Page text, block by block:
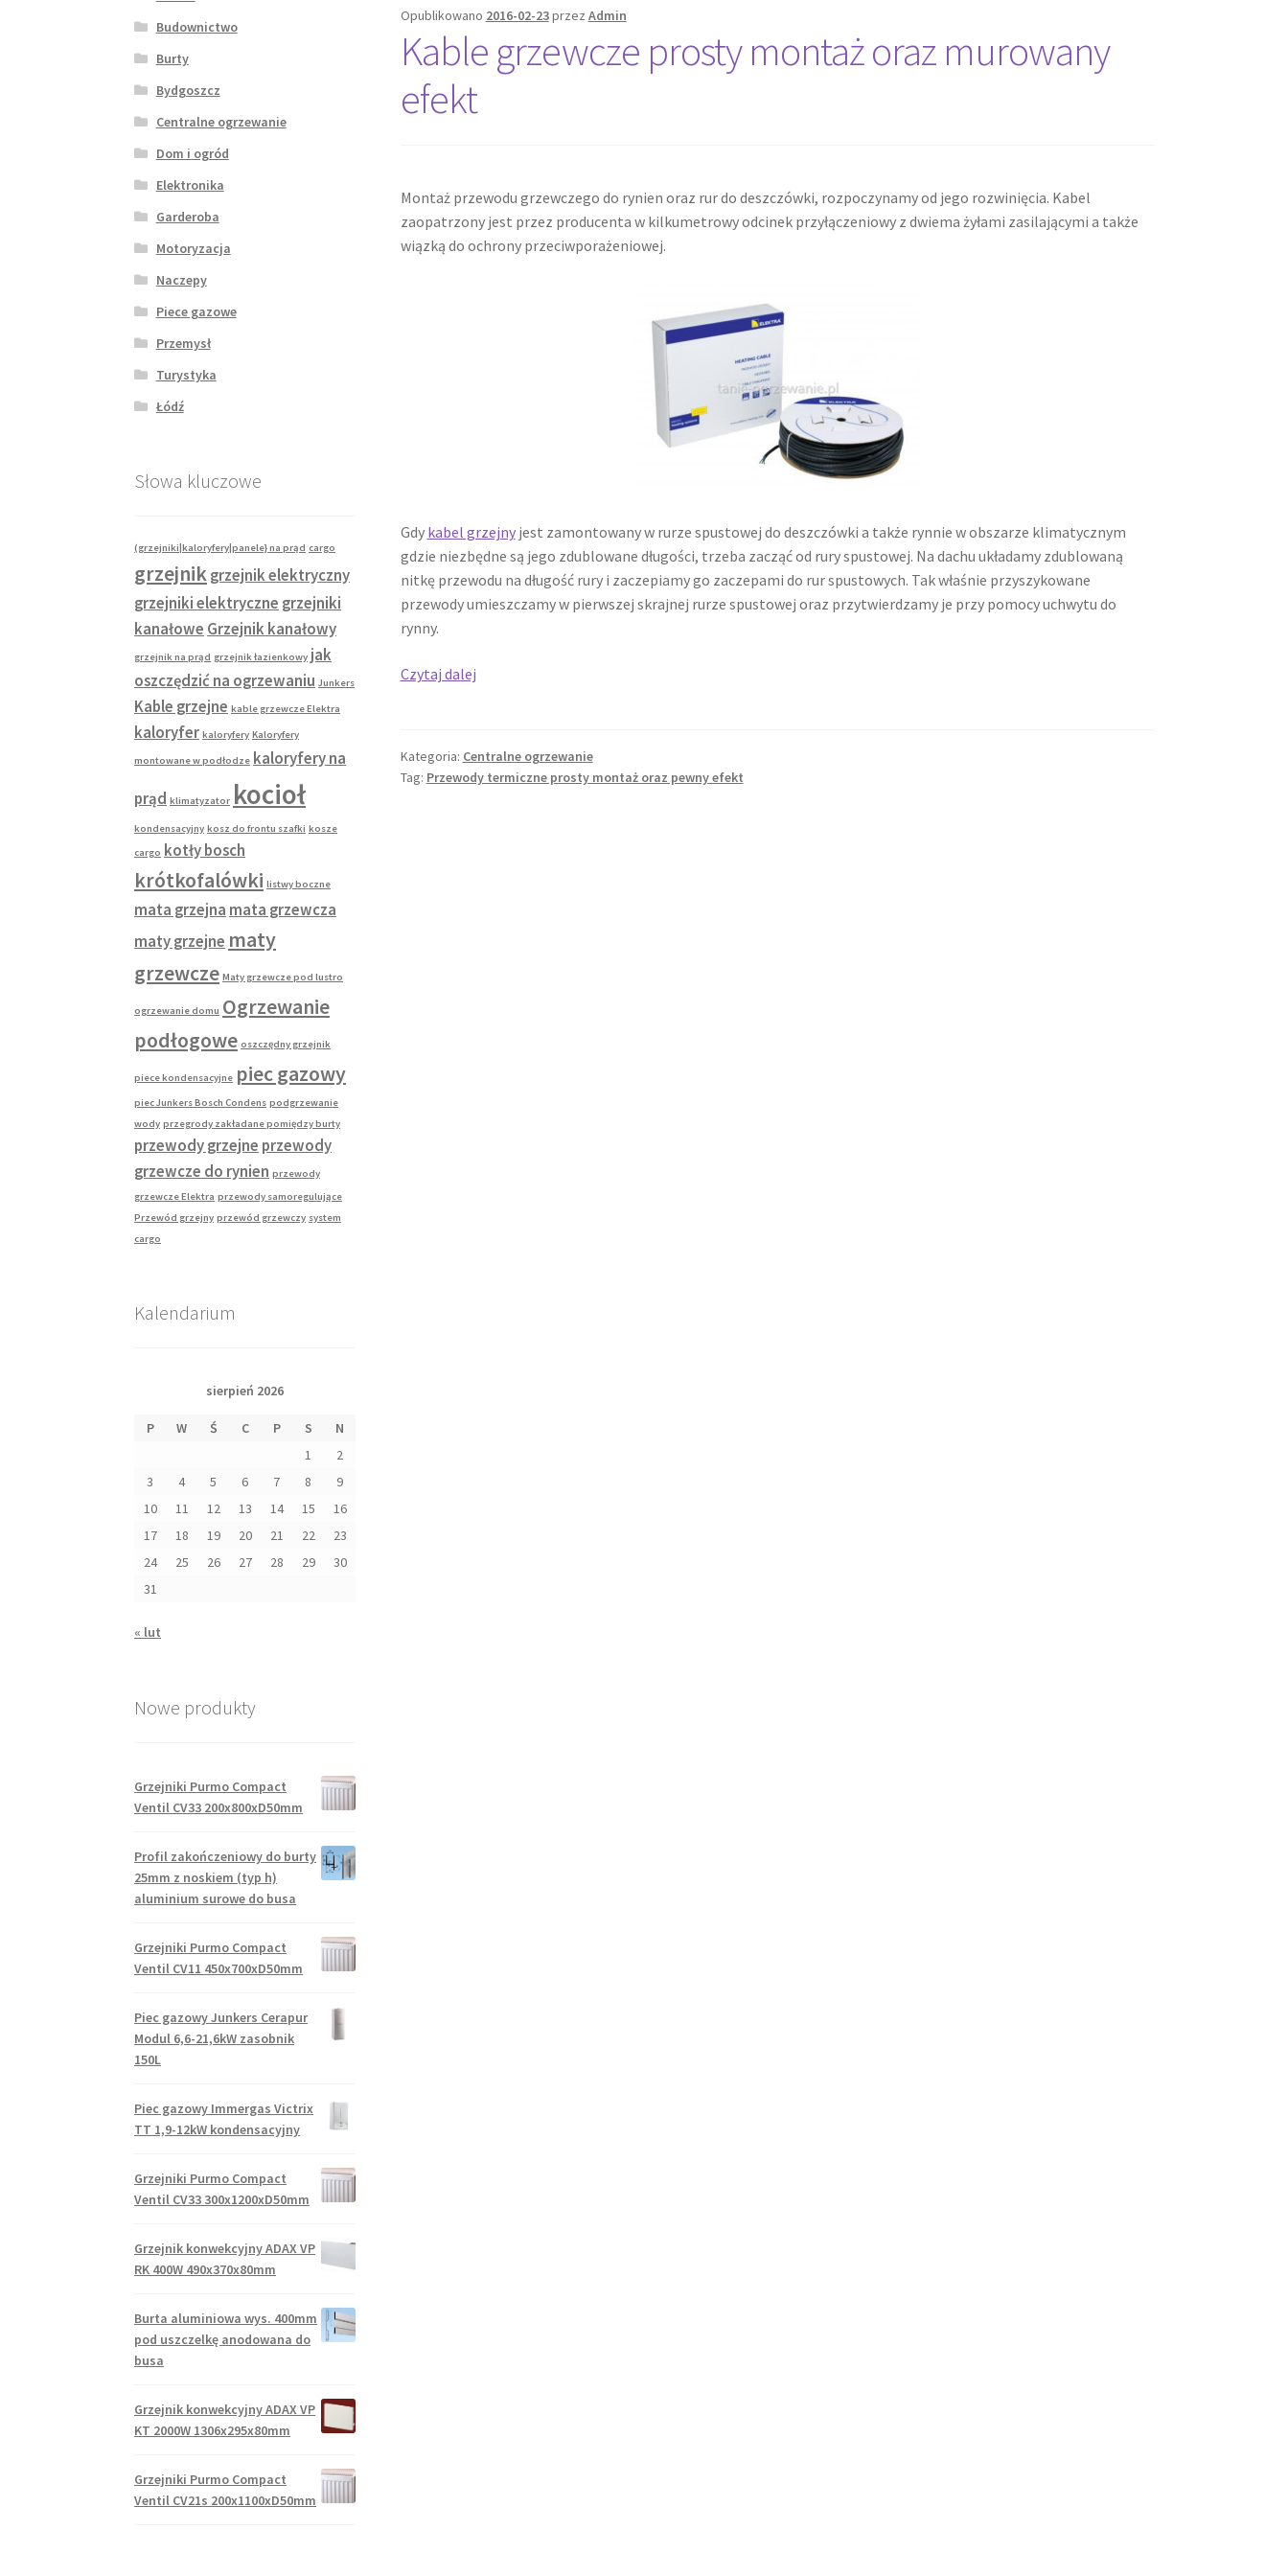
Opublikowano 2016-02-23przez Admin
Kable grzewcze prosty montaż oraz murowany
efekt
Montaż przewodu grzewczego do rynien oraz rur do deszczówki, rozpoczynamy od jego rozwinięcia. Kabel
zaopatrzony jest przez producenta w kilkumetrowy odcinek przyłączeniowy z dwiema żyłami zasilającymi a także
wiązką do ochrony przeciwporażeniowej.
Gdy kabel grzejnyjest zamontowany w rurze spustowej do deszczówki a także rynnie w obszarze klimatycznym
gdzie niezbędne są jego zdublowane długości, trzeba zacząć od rury spustowej. Na dachu układamy zdublowaną
nitkę przewodu na długość rury i zaczepiamy go zaczepami do rur spustowych. Tak właśnie przyszykowane
przewody umieszczamy w pierwszej skrajnej rurze spustowej oraz przytwierdzamy je przy pomocy uchwytu do
rynny.
Czytaj dalejKable
oraz
Kategoria: Centralne ogrzewanie
Tag: Przewody termiczne prosty montaż oraz pewny efekt
Budownictwo
Burty
Bydgoszcz
Centralne ogrzewanie
Dom i ogród
Elektronika
Garderoba
Motoryzacja
Naczepy
Piece gazowe
Przemysł
Turystyka
Łódź
Słowa kluczowe
(grzejniki|kaloryfery|panele} na prąd cargo
grzejnikgrzejnik elektryczny
grzejniki elektryczne grzejniki
kanałowe Grzejnik kanałowy
grzejnik na prąd grzejnik łazienkowy jak
oszczędzić na ogrzewaniu Junkers
Kable grzejne kable grzewcze Elektra
kaloryfer kaloryfery Kaloryfery
montowane w podłodze kaloryfery na
prąd klimatyzator kocioł
kondensacyjny kosz do frontu szafki kosze
cargo kotły bosch
krótkofalówki listwy boczne
mata grzejna mata grzewcza
maty grzejne maty
grzewcze Maty grzewcze pod lustro
ogrzewanie domu Ogrzewanie
podłogowe oszczędny grzejnik
piece kondensacyjne piec gazowy
piec Junkers Bosch Condens podgrzewanie
wody przegrody zakładane pomiędzy burty
przewody grzejne przewody
grzewcze do rynien przewody
grzewcze Elektra przewody samoregulujące
Przewód grzejny przewód grzewczy system
cargo
Kalendarium
sierpień 2026
P W Ś C P S
N
1
2
3
4 5 6 7 8
9
10
11 12 13 14 15
16
17
18 19 20 21 22
23
24
25 26 27 28 29
30
31
« lut
Nowe produkty
Grzejniki Purmo Compact
Ventil CV33 200x800xD50mm
Profil zakończeniowy do burty
25mm z noskiem (typ h)
aluminium surowe do busa
Grzejniki Purmo Compact
Ventil CV11 450x700xD50mm
Piec gazowy Junkers Cerapur
Modul 6,6-21,6kW zasobnik
150L
Piec gazowy Immergas Victrix
TT 1,9-12kW kondensacyjny
Grzejniki Purmo Compact
Ventil CV33 300x1200xD50mm
Grzejnik konwekcyjny ADAX VP
RK 400W 490x370x80mm
Burta aluminiowa wys. 400mm
pod uszczelkę anodowana do
busa
Grzejnik konwekcyjny ADAX VP
KT 2000W 1306x295x80mm
Grzejniki Purmo Compact
Ventil CV21s 200x1100xD50mm